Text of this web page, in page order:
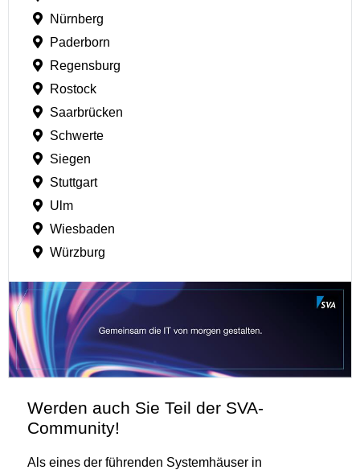
Nürnberg
Paderborn
Regensburg
Rostock
Saarbrücken
Schwerte
Siegen
Stuttgart
Ulm
Wiesbaden
Würzburg
Werden auch Sie Teil der SVA-
Community!
Als eines der führenden Systemhäuser in